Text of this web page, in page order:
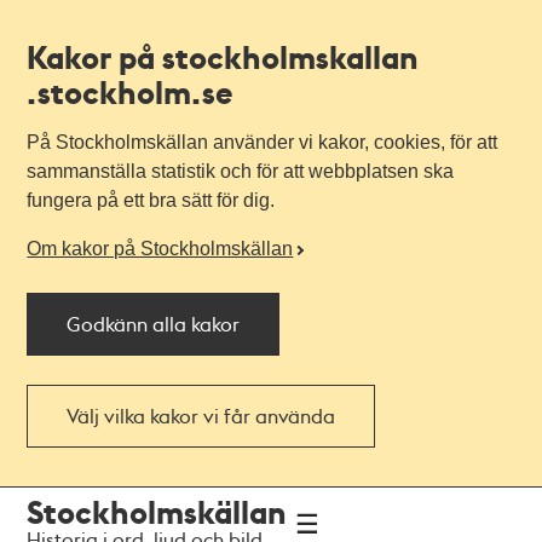
Kakor på stockholmskallan
.stockholm.se
På Stockholmskällan använder vi kakor, cookies, för att
sammanställa statistik och för att webbplatsen ska
fungera på ett bra sätt för dig.
Om kakor på Stockholmskällan
Godkänn alla kakor
Välj vilka kakor vi får använda
navigationen
huvudinnehållet
Stockholmskällan